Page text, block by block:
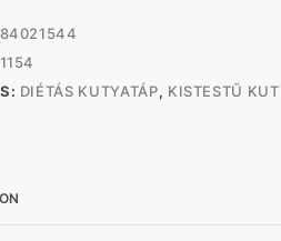
DIÉTÁS KUTYATÁP, KISTESTŰ